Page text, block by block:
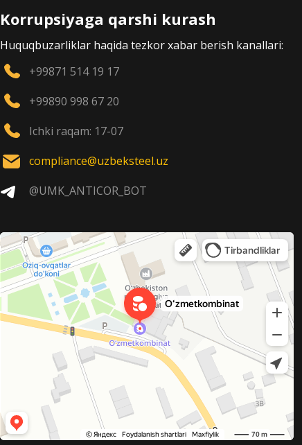
Korrupsiyaga qarshi kurash
Huquqbuzarliklar haqida tezkor xabar berish kanallari:
+99871 514 19 17
+99890 998 67 20
Ichki raqam: 17-07
compliance@uzbeksteel.uz
@UMK_ANTICOR_BOT